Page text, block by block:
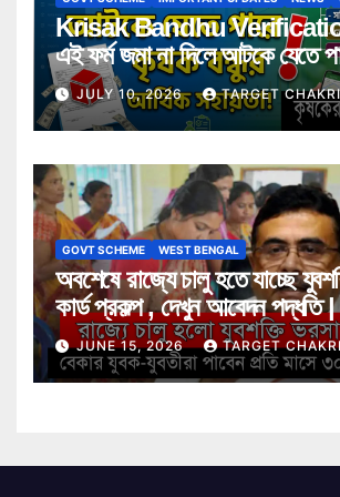
Krisak Bandhu
এই ফর্ম জমা না দিলে আটকে যেতে
বন্ধুর আর্থিক সহায়তা! জানুন
JULY 10, 2026 TARGET CHAKRI
GOVT SCHEME WEST BENGAL
অবশেষে রাজ্যে চালু হতে যাচ্ছে
কার্ড প্রকল্প , দেখুন আবেদন
Shakti Bharosa Card
JUNE 15, 2026 TARGET